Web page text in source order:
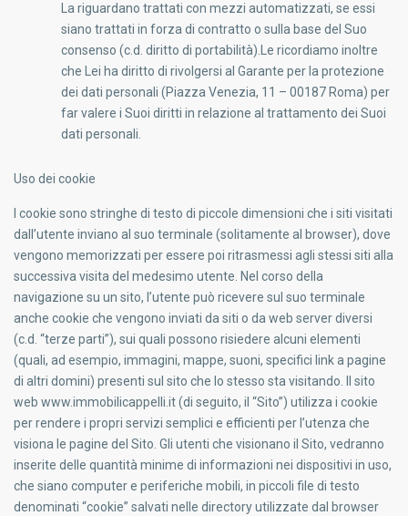
La riguardano trattati con mezzi automatizzati, se essi
siano trattati in forza di contratto o sulla base del Suo
consenso (c.d. diritto di portabilità).Le ricordiamo inoltre
che Lei ha diritto di rivolgersi al Garante per la protezione
dei dati personali (Piazza Venezia, 11 – 00187 Roma) per
far valere i Suoi diritti in relazione al trattamento dei Suoi
dati personali.
Uso dei cookie
I cookie sono stringhe di testo di piccole dimensioni che i siti visitati
dall’utente inviano al suo terminale (solitamente al browser), dove
vengono memorizzati per essere poi ritrasmessi agli stessi siti alla
successiva visita del medesimo utente. Nel corso della
navigazione su un sito, l’utente può ricevere sul suo terminale
anche cookie che vengono inviati da siti o da web server diversi
(c.d. “terze parti”), sui quali possono risiedere alcuni elementi
(quali, ad esempio, immagini, mappe, suoni, specifici link a pagine
di altri domini) presenti sul sito che lo stesso sta visitando. Il sito
web www.immobilicappelli.it (di seguito, il “Sito”) utilizza i cookie
per rendere i propri servizi semplici e efficienti per l’utenza che
visiona le pagine del Sito. Gli utenti che visionano il Sito, vedranno
inserite delle quantità minime di informazioni nei dispositivi in uso,
che siano computer e periferiche mobili, in piccoli file di testo
denominati “cookie” salvati nelle directory utilizzate dal browser